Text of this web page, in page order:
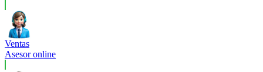
Ventas
Asesor online